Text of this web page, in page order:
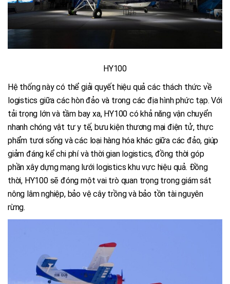
HY100
Hệ thống này có thể giải quyết hiệu quả các thách thức về
logistics giữa các hòn đảo và trong các địa hình phức tạp. Với
tải trọng lớn và tầm bay xa, HY100 có khả năng vận chuyển
nhanh chóng vật tư y tế, bưu kiện thương mại điện tử, thực
phẩm tươi sống và các loại hàng hóa khác giữa các đảo, giúp
giảm đáng kể chi phí và thời gian logistics, đồng thời góp
phần xây dựng mạng lưới logistics khu vực hiệu quả. Đồng
thời, HY100 sẽ đóng một vai trò quan trọng trong giám sát
nông lâm nghiệp, bảo vệ cây trồng và bảo tồn tài nguyên
rừng.